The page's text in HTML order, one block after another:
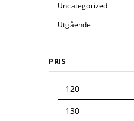
Uncategorized
Utgående
PRIS